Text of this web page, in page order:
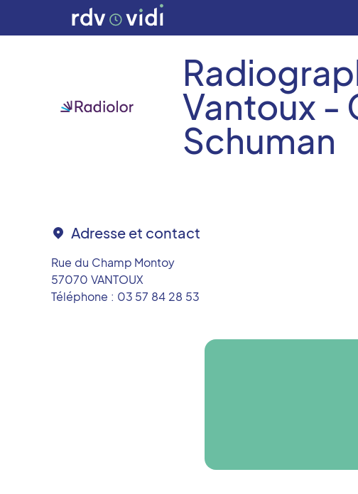
Vantoux -
Schuman
Adresse et contact
Rue du Champ Montoy
57070 VANTOUX
Téléphone : 03 57 84 28 53